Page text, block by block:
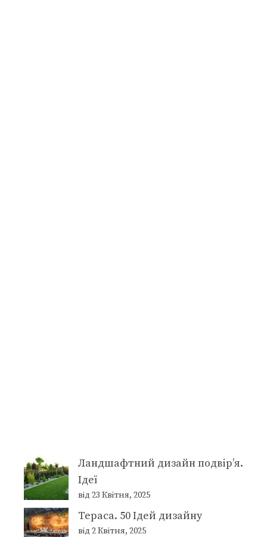
Ландшафтний дизайн подвір’я.
Ідеї
від 23 Квітня, 2025
Тераса. 50 Ідей дизайну
від 2 Квітня, 2025